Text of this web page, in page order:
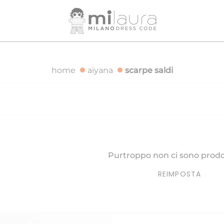
GRATUITA PER ORDINI SUPERIORI A 500€
home aiyana scarpe saldi
Purtroppo non ci sono
REIMPOSTA